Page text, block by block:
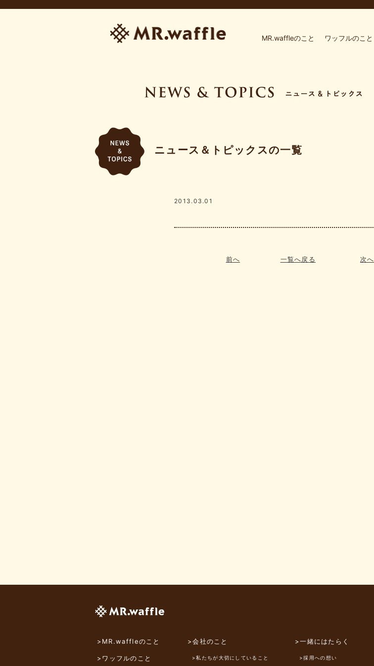
MR.waffleのこと ワッフルのこと
ニュース＆トピックスの一覧
2013.03.01
前へ 一覧へ戻る 次へ
>MR.waffleのこと
>ワッフルのこと
>会社のこと
>私たちが大切にしていること
>一緒にはたらく
>採用への想い